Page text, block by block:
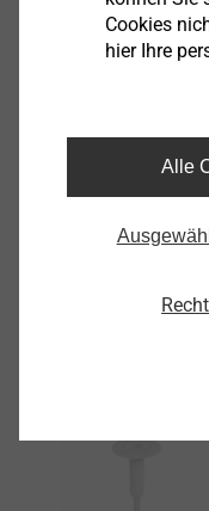
Technische Details
Cookies
hier Ihre
Alle